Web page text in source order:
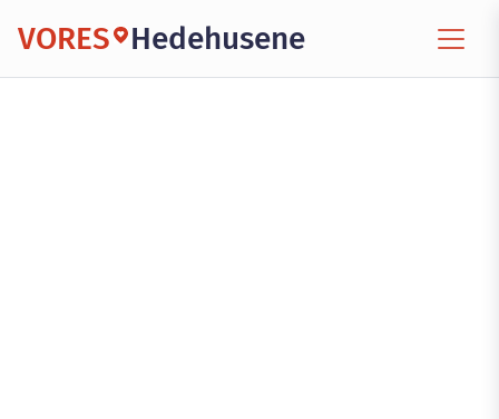
VORES Hedehusene